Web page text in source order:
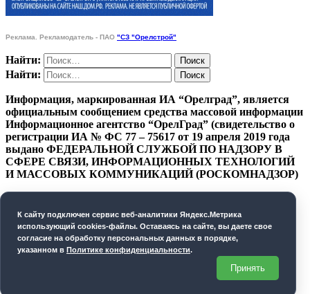
Реклама. Рекламодатель - ПАО "СЗ "Орелстрой"
Найти:
Найти:
Информация, маркированная ИА “Орелград”, является
официальным сообщением средства массовой информации
Информационное агентство “ОрелГрад” (свидетельство о
регистрации ИА № ФС 77 – 75617 от 19 апреля 2019 года
выдано ФЕДЕРАЛЬНОЙ СЛУЖБОЙ ПО НАДЗОРУ В
СФЕРЕ СВЯЗИ, ИНФОРМАЦИОННЫХ ТЕХНОЛОГИЙ
И МАССОВЫХ КОММУНИКАЦИЙ (РОСКОМНАДЗОР)
СОГЛАСИЕ НА ОБРАБОТКУ ПЕРСОНАЛЬНЫХ
ДАННЫХ
К cайту подключен сервис веб-аналитики Яндекс.Метрика
использующий cookies-файлы. Оставаясь на сайте, вы даете свое
согласие на обработку персональных данных в порядке,
указанном в Политике конфиденциальности.
Принять